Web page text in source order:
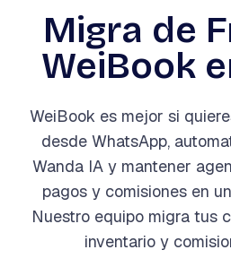
Migra de
WeiBook
WeiBook es mejor si
desde WhatsApp,
Wanda IA y mantener
pagos y comisiones en
Nuestro equipo migra tus
inventario y